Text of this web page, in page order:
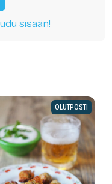
sisään!
OLUTPOSTI